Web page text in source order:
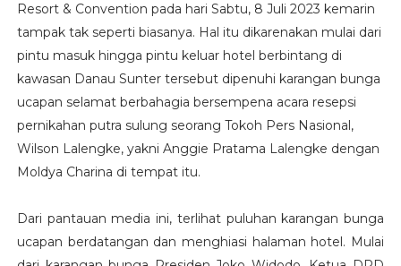
Resort & Convention pada hari Sabtu, 8 Juli 2023 kemarin
tampak tak seperti biasanya. Hal itu dikarenakan mulai dari
pintu masuk hingga pintu keluar hotel berbintang di
kawasan Danau Sunter tersebut dipenuhi karangan bunga
ucapan selamat berbahagia bersempena acara resepsi
pernikahan putra sulung seorang Tokoh Pers Nasional,
Wilson Lalengke, yakni Anggie Pratama Lalengke dengan
Moldya Charina di tempat itu.
Dari pantauan media ini, terlihat puluhan karangan bunga
ucapan berdatangan dan menghiasi halaman hotel. Mulai